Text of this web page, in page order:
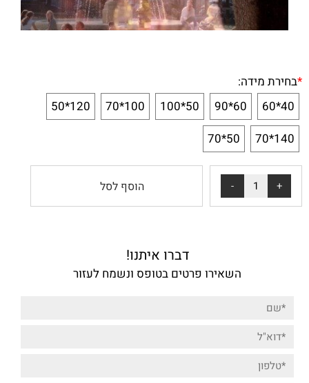
*בחירת מידה:
40*60
60*90
50*100
100*70
120*50
140*70
50*70
הוסף לסל
דברו איתנו!
השאירו פרטים בטופס ונשמח לעזור